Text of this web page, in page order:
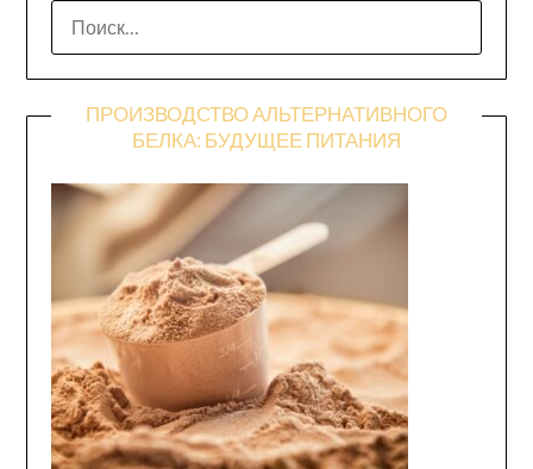
ПРОИЗВОДСТВО АЛЬТЕРНАТИВНОГО
БЕЛКА: БУДУЩЕЕ ПИТАНИЯ